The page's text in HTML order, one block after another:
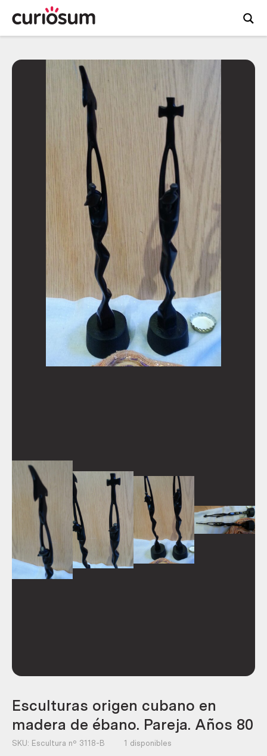
Esculturas origen cubano en
madera de ébano. Pareja. Años 80
SKU: Escultura nº 3118-B 1 disponibles